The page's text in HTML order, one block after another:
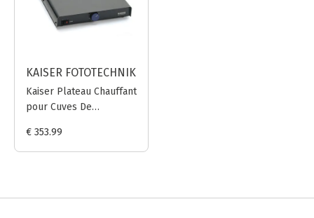
KAISER FOTOTECHNIK
Kaiser Plateau Chauffant
pour Cuves De
40 cm (11.8 x 15.7 in.)
€ 353.99